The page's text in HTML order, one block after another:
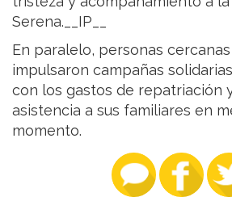
Serena.__IP__
En paralelo, personas
impulsaron campañas
con los gastos de repatriación
asistencia a sus familiares en
momento.